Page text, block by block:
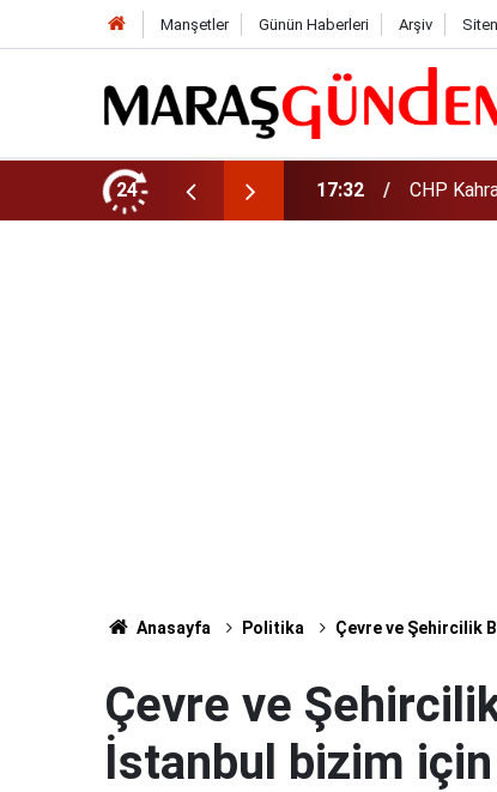
Manşetler Günün Haberleri Arşiv
24 17:08 Altın
Anasayfa Politika Çevre ve Şehircilik
Çevre ve
İstanbul bizim